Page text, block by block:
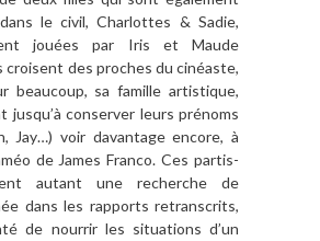
le civil, Charlottes & Sadie,
jouées par Iris et Maude
croisent des proches du cinéaste,
beaucoup, sa famille artistique,
jusqu’à conserver leurs prénoms
Jay…) voir davantage encore, à
de James Franco. Ces partis-
autant une recherche de
dans les rapports retranscrits,
de nourrir les situations d’un